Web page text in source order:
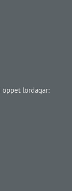
lördagar: